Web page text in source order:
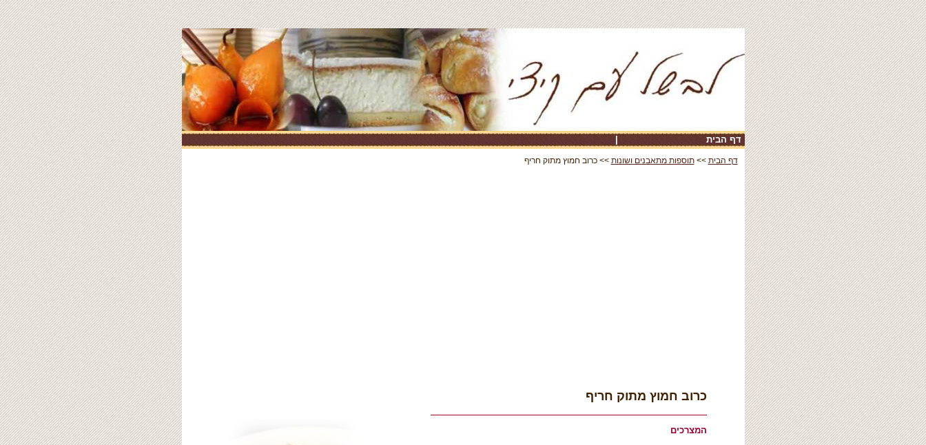
דף הבית
דף הבית >>תוספות מתאבנים ושונות >> כרוב חמוץ מתוק חריף
כרוב חמוץ מתוק חריף
המצרכים